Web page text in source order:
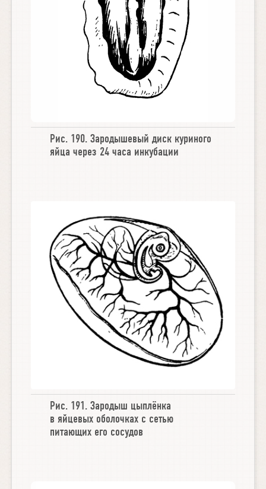
Рис. 190.Зародышевый диск куриного
яйца через 24 часа инкубации
Рис. 191.Зародыш цыплёнка
в яйцевых оболочках с сетью
питающих его сосудов